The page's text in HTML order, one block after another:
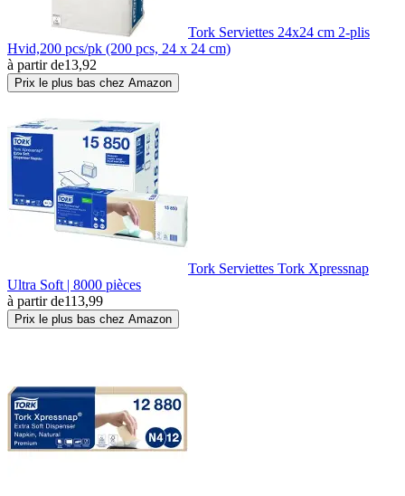
Tork Serviettes 24x24 cm 2-plis
Hvid,200 pcs/pk (200 pcs, 24 x 24 cm)
à partir de13,92
Prix le plus bas chez Amazon
Tork Serviettes Tork Xpressnap
Ultra Soft | 8000 pièces
à partir de113,99
Prix le plus bas chez Amazon